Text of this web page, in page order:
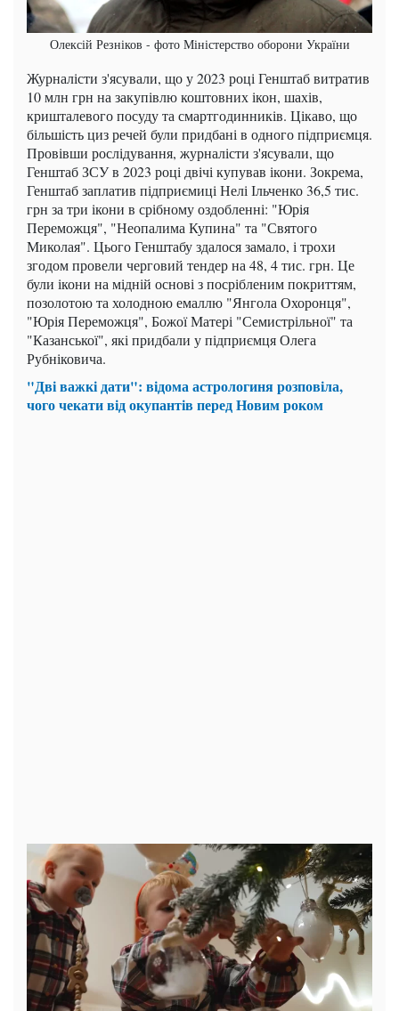
Олексій Резніков - фото Міністерство оборони України
Журналісти з'ясували, що у 2023 році Генштаб витратив
10 млн грн на закупівлю коштовних ікон, шахів,
кришталевого посуду та смартгодинників. Цікаво, що
більшість циз речей були придбані в одного підприємця.
Провівши рослідування, журналісти з'ясували, що
Генштаб ЗСУ в 2023 році двічі купував ікони. Зокрема,
Генштаб заплатив підприємиці Нелі Ільченко 36,5 тис.
грн за три ікони в срібному оздобленні: "Юрія
Переможця", "Неопалима Купина" та "Святого
Миколая". Цього Генштабу здалося замало, і трохи
згодом провели черговий тендер на 48, 4 тис. грн. Це
були ікони на мідній основі з посрібленим покриттям,
позолотою та холодною емаллю "Янгола Охоронця",
"Юрія Переможця", Божої Матері "Семистрільної" та
"Казанської", які придбали у підприємця Олега
Рубніковича.
"Дві важкі дати": відома астрологиня розповіла,
чого чекати від окупантів перед Новим роком